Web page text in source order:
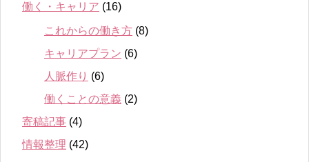
働く・キャリア (16)
これからの働き方 (8)
キャリアプラン (6)
人脈作り (6)
働くことの意義 (2)
寄稿記事 (4)
情報整理 (42)